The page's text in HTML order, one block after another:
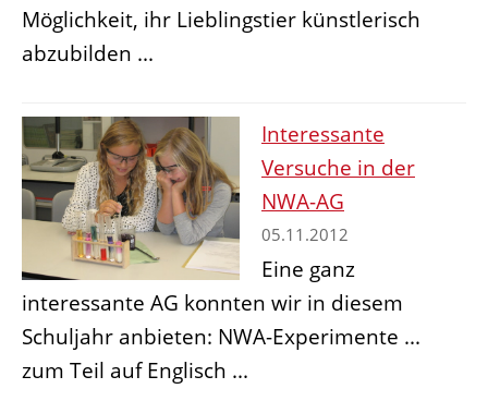
Möglichkeit, ihr Lieblingstier künstlerisch
abzubilden ...
Interessante
Versuche in der
NWA-AG
05.11.2012
Eine ganz
interessante AG konnten wir in diesem
Schuljahr anbieten: NWA-Experimente ...
zum Teil auf Englisch ...